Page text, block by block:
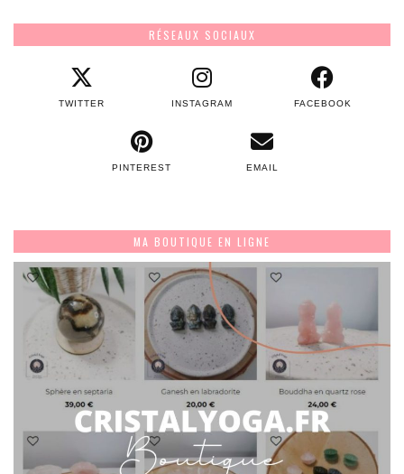
RÉSEAUX SOCIAUX
TWITTER INSTAGRAM FACEBOOK
PINTEREST EMAIL
MA BOUTIQUE EN LIGNE